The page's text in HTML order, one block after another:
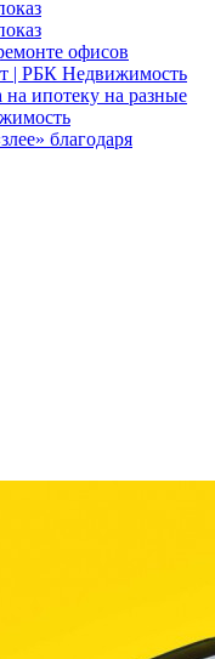
офисов
| РБК Недвижимость
ипотеку на разные
благодаря